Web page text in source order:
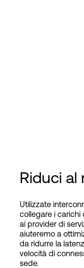
Riduci al
Utilizzate
collegare i carichi
ai provider di
aiuteremo a
da ridurre la
velocità di
sede.